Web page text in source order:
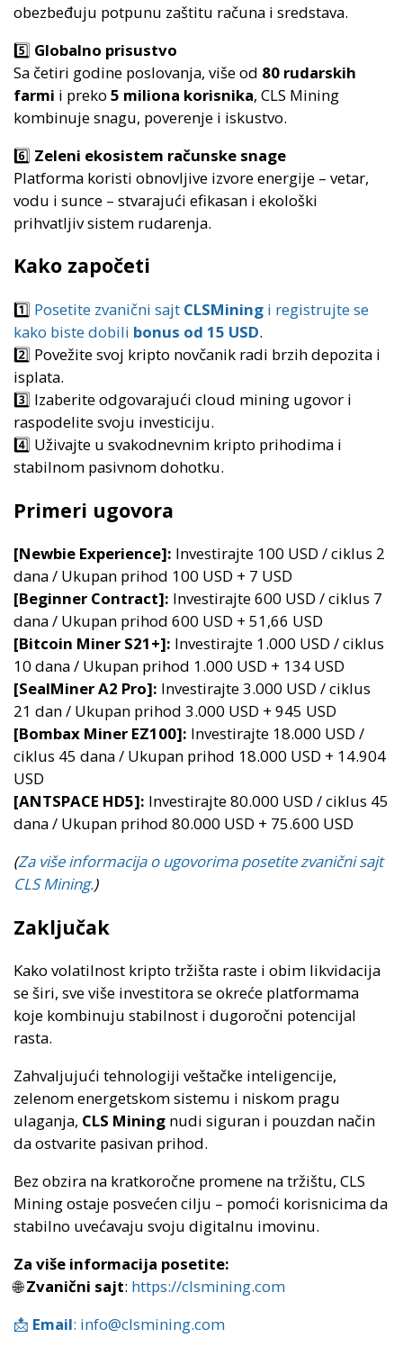
obezbeđuju potpunu zaštitu računa i sredstava.
5️⃣ Globalno prisustvo
Sa četiri godine poslovanja, više od 80 rudarskih
farmi i preko 5 miliona korisnika, CLS Mining
kombinuje snagu, poverenje i iskustvo.
6️⃣ Zeleni ekosistem računske snage
Platforma koristi obnovljive izvore energije – vetar,
vodu i sunce – stvarajući efikasan i ekološki
prihvatljiv sistem rudarenja.
Kako započeti
1️⃣ Posetite zvanični sajt CLSMining i registrujte se
kako biste dobili bonus od 15 USD.
2️⃣ Povežite svoj kripto novčanik radi brzih depozita i
isplata.
3️⃣ Izaberite odgovarajući cloud mining ugovor i
raspodelite svoju investiciju.
4️⃣ Uživajte u svakodnevnim kripto prihodima i
stabilnom pasivnom dohotku.
Primeri ugovora
[Newbie Experience]: Investirajte 100 USD / ciklus 2
dana / Ukupan prihod 100 USD + 7 USD
[Beginner Contract]: Investirajte 600 USD / ciklus 7
dana / Ukupan prihod 600 USD + 51,66 USD
[Bitcoin Miner S21+]: Investirajte 1.000 USD / ciklus
10 dana / Ukupan prihod 1.000 USD + 134 USD
[SealMiner A2 Pro]: Investirajte 3.000 USD / ciklus
21 dan / Ukupan prihod 3.000 USD + 945 USD
[Bombax Miner EZ100]: Investirajte 18.000 USD /
ciklus 45 dana / Ukupan prihod 18.000 USD + 14.904
USD
[ANTSPACE HD5]: Investirajte 80.000 USD / ciklus 45
dana / Ukupan prihod 80.000 USD + 75.600 USD
(Za više informacija o ugovorima posetite zvanični sajt
CLS Mining.)
Zaključak
Kako volatilnost kripto tržišta raste i obim likvidacija
se širi, sve više investitora se okreće platformama
koje kombinuju stabilnost i dugoročni potencijal
rasta.
Zahvaljujući tehnologiji veštačke inteligencije,
zelenom energetskom sistemu i niskom pragu
ulaganja, CLS Mining nudi siguran i pouzdan način
da ostvarite pasivan prihod.
Bez obzira na kratkoročne promene na tržištu, CLS
Mining ostaje posvećen cilju – pomoći korisnicima da
stabilno uvećavaju svoju digitalnu imovinu.
Za više informacija posetite:
🌐Zvanični sajt: https://clsmining.com
📩 Email: info@clsmining.com